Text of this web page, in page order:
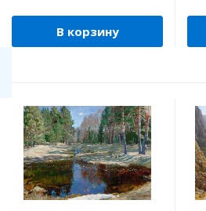
В корзину